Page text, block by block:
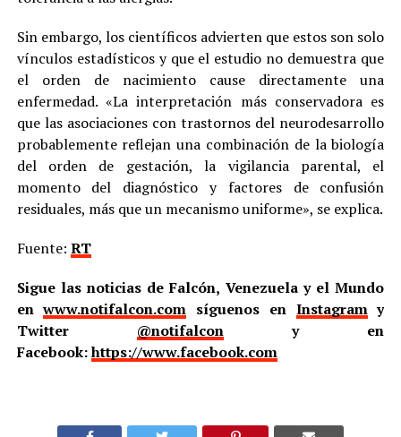
Sin embargo, los científicos advierten que estos son solo
vínculos estadísticos y que el estudio no demuestra que
el orden de nacimiento cause directamente una
enfermedad. «La interpretación más conservadora es
que las asociaciones con trastornos del neurodesarrollo
probablemente reflejan una combinación de la biología
del orden de gestación, la vigilancia parental, el
momento del diagnóstico y factores de confusión
residuales, más que un mecanismo uniforme», se explica.
Fuente: RT
Sigue las noticias de Falcón, Venezuela y el Mundo
enwww.notifalcon.com síguenos en Instagramy
Twitter @notifalcony en
Facebook:https://www.facebook.com